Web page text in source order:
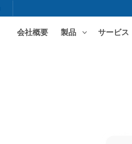
会社概要 製品 サービス